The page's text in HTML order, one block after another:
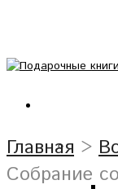
Главная >
Собрание